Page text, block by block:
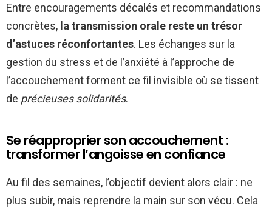
Entre encouragements décalés et recommandations
concrètes, la transmission orale reste un trésor
d’astuces réconfortantes. Les échanges sur la
gestion du stress et de l’anxiété à l’approche de
l’accouchement forment ce fil invisible où se tissent
de précieuses solidarités.
Se réapproprier son accouchement :
transformer l’angoisse en confiance
Au fil des semaines, l’objectif devient alors clair : ne
plus subir, mais reprendre la main sur son vécu. Cela